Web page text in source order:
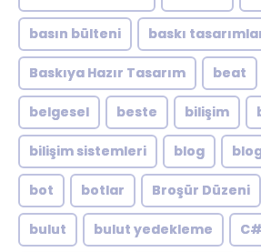
basın bülteni baskı
Baskıya Hazır Tasarım beat
belgesel beste bilişim
bilişim sistemleri blog
bot botlar Broşür Düzeni
bulut bulut yedekleme C#